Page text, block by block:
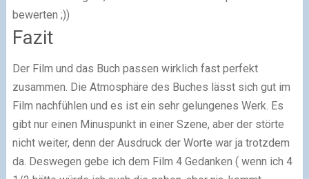
bewerten ;))
Fazit
Der Film und das Buch passen wirklich fast perfekt
zusammen. Die Atmosphäre des Buches lässt sich gut im
Film nachfühlen und es ist ein sehr gelungenes Werk. Es
gibt nur einen Minuspunkt in einer Szene, aber der störte
nicht weiter, denn der Ausdruck der Worte war ja trotzdem
da. Deswegen gebe ich dem Film 4 Gedanken ( wenn ich 4